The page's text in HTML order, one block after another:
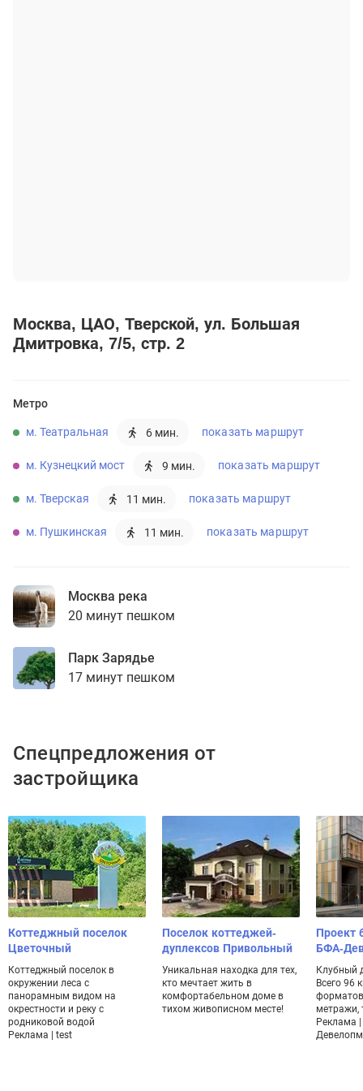
Москва ЦАО Тверской ул. Большая
Дмитровка, 7/5, стр. 2
Метро
м. Театральная 6 мин. показать маршрут
м. Кузнецкий мост 9 мин. показать маршрут
м. Тверская 11 мин. показать маршрут
м. Пушкинская 11 мин. показать маршрут
Москва река
20 минут пешком
Парк Зарядье
17 минут пешком
Спецпредложения от
застройщика
Коттеджный поселок
Цветочный
Коттеджный поселок в
окружении леса с
панорамным видом на
окрестности и реку с
родниковой водой
Реклама | test
Поселок коттеджей-
дуплексов Привольный
Уникальная находка для тех,
кто мечтает жить в
комфортабельном доме в
тихом живописном месте!
Проект
БФА-
Клубный
Всего 96
метражи,
Реклама